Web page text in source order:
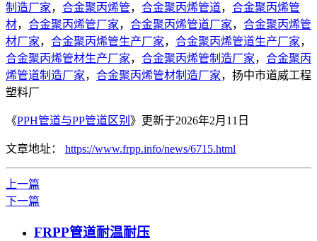
制造厂家， 合金聚丙烯管， 合金聚丙烯管道， 合金聚丙烯管
材， 合金聚丙烯管厂家， 合金聚丙烯管道厂家， 合金聚丙烯管
材厂家， 合金聚丙烯管生产厂家， 合金聚丙烯管道生产厂家，
合金聚丙烯管材生产厂家， 合金聚丙烯管制造厂家， 合金聚丙
烯管道制造厂家， 合金聚丙烯管材制造厂家，扬中市道威工程
塑料厂
《PPH管道与PP管道区别 》更新于2026年2月11日
文章地址： https://www.frpp.info/news/6715.html
上一篇
下一篇
FRPP管道耐温耐压